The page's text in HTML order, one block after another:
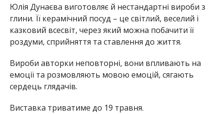
Юлія Дунаєва виготовляє й нестандартні вироби з
глини. Її керамічний посуд – це світлий, веселий і
казковий всесвіт, через який можна побачити її
роздуми, сприйняття та ставлення до життя.
Вироби авторки неповторні, вони впливають на
емоції та розмовляють мовою емоцій, сягають
сердець глядачів.
Виставка триватиме до 19 травня.